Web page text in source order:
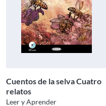
Cuentos de la selva Cuatro
relatos
Leer y Aprender